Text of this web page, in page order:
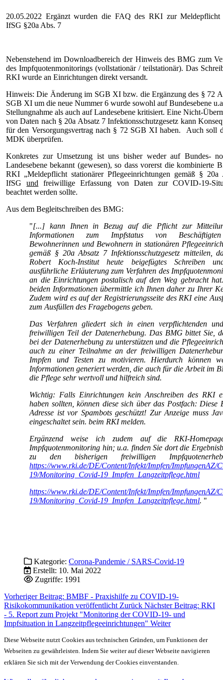
20.05.2022 Ergänzt wurden die FAQ des RKI zur Meldepflicht
IfSG §20a Abs. 7
Nebenstehend im Downloadbereich der Hinweis des BMG zum
des Impfquotenmonitorings (vollstationär / teilstationär). Das
RKI wurde an Einrichtungen direkt versandt.
Hinweis: Die Änderung im SGB XI bzw. die Ergänzung des § 72
SGB XI um die neue Nummer 6 wurde sowohl auf Bundesebene
Stellungnahme als auch auf Landesebene kritisiert. Eine Nicht-
von Daten nach § 20a Absatz 7 Infektionsschutzgesetz kann
für den Versorgungsvertrag nach § 72 SGB XI haben. Auch soll
MDK überprüfen.
Konkretes zur Umsetzung ist uns bisher weder auf Bundes-
Landesebene bekannt (gewesen), so dass vorerst die kombinierte
RKI „Meldepflicht stationärer Pflegeeinrichtungen gemäß § 20a
IfSGund freiwillige Erfassung von Daten zur COVID-19-
beachtet werden sollte.
Aus dem Begleitschreiben des BMG:
"[...] kann Ihnen in Bezug auf die Pflicht zur
Informationen zum Impfstatus von
Bewohnerinnen und Bewohnern in stationären
gemäß § 20a Absatz 7 Infektionsschutzgesetz mitteilen,
Robert Koch-Institut heute beigefügtes Schreiben
ausführliche Erläuterung zum Verfahren des
an die Einrichtungen postalisch auf den Weg gebracht
beiden Informationen übermittle ich Ihnen daher zu Ihrer
Zudem wird es auf der Registrierungsseite des RKI eine
zum Ausfüllen des Fragebogens geben.
Das Verfahren gliedert sich in einen verpflichtenden
freiwilligen Teil der Datenerhebung. Das BMG bittet Sie,
bei der Datenerhebung zu unterstützen und die
auch zu einer Teilnahme an der freiwilligen
Impfen und Testen zu motivieren. Hierdurch können
Informationen generiert werden, die auch für die Arbeit im
die Pflege sehr wertvoll und hilfreich sind.
Wichtig: Falls Einrichtungen kein Anschreiben des RKI
haben sollten, können diese sich über das Postfach: Diese
Adresse ist vor Spambots geschützt! Zur Anzeige muss
eingeschaltet sein. beim RKI melden.
Ergänzend weise ich zudem auf die RKI-
Impfquotenmonitoring hin; u.a. finden Sie dort die
zu den bisherigen freiwilligen
https://www.rki.de/DE/Content/Infekt/Impfen/ImpfungenAZ/
19/Monitoring_Covid-19_Impfen_Langzeitpflege.html
https://www.rki.de/DE/Content/Infekt/Impfen/ImpfungenAZ/
19/Monitoring_Covid-19_Impfen_Langzeitpflege.html. "
Kategorie: Corona-Pandemie / SARS-Covid-19
Erstellt: 10. Mai 2022
Zugriffe: 1991
Vorheriger Beitrag: BMBF - Praxishilfe zu COVID-19-
Risikokommunikation veröffentlicht Zurück Nächster Beitrag: RKI
- 5. Report zum Projekt "Monitoring der COVID-19- und
Impfsituation in Langzeitpflegeeinrichtungen" Weiter
Diese Webseite nutzt Cookies aus technischen Gründen, um Funktionen der
Webseiten zu gewährleisten. Indem Sie weiter auf dieser Webseite navigieren
erklären Sie sich mit der Verwendung der Cookies einverstanden.